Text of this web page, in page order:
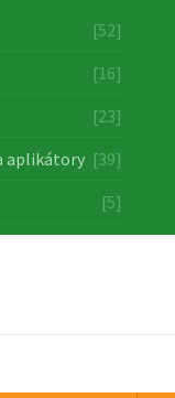
[52]
[16]
[23]
aplikátory [39]
[5]